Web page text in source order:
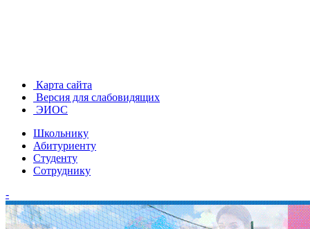
Карта сайта
Версия для слабовидящих
ЭИОС
Школьнику
Абитуриенту
Студенту
Сотруднику
-